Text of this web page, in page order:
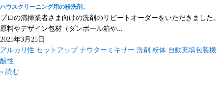
ハウスクリーニング用の粉洗剤。
プロの清掃業者さま向けの洗剤のリピートオーダーをいただきました。
原料やデザイン包材（ダンボール箱や...
2025年3月25日
アルカリ性 セットアップ ナウターミキサー 洗剤 粉体 自動充填包装機
酸性
» 読む